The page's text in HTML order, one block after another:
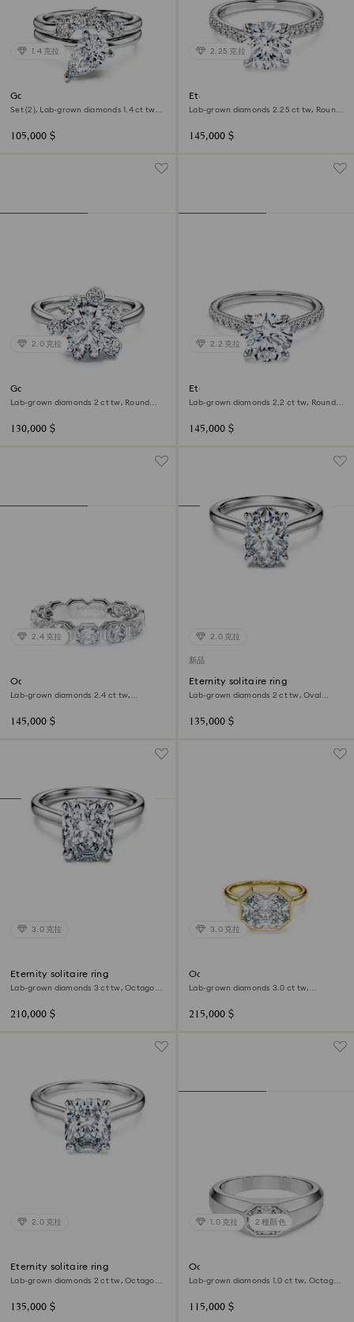
1.4 克拉
Galaxy ring
Set (2), Lab-grown diamonds 1.4 ct tw,
105,000 $
2.25 克拉
Eternity solitaire ring
Lab-grown diamonds 2.25 ct tw, Round
145,000 $
2.0 克拉
Galaxy ring
Lab-grown diamonds 2 ct tw, Round
130,000 $
2.2 克拉
Eternity solitaire ring
Lab-grown diamonds 2.2 ct tw, Round
145,000 $
2.4 克拉
Octagon band ring
Lab-grown diamonds 2.4 ct tw,
145,000 $
2.0 克拉
新品
Eternity solitaire ring
Lab-grown diamonds 2 ct tw, Oval
135,000 $
3.0 克拉
Eternity solitaire ring
Lab-grown diamonds 3 ct tw, Octagon
210,000 $
3.0 克拉
Octagon bezel ring
Lab-grown diamonds 3.0 ct tw,
215,000 $
2.0 克拉
Eternity solitaire ring
Lab-grown diamonds 2 ct tw, Octagon
135,000 $
1.0 克拉 2 種顏色
Octagon band ring
Lab-grown diamonds 1.0 ct tw, Octagon
115,000 $